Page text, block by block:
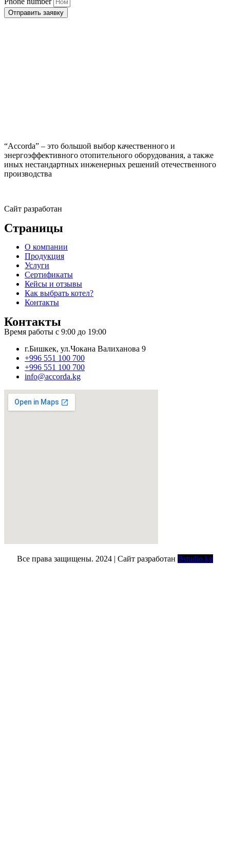
Отправить заявку
“Accorda” – это большой выбор качественного и
энергоэффективного отопительного оборудования, а также
иных нестандартных инженерных решений отечественного
производства
Сайт разработан
Страницы
О компании
Продукция
Услуги
Сертификаты
Кейсы и отзывы
Как выбрать котел?
Контакты
Контакты
Время работы с 9:00 до 19:00
г.Бишкек, ул.Чокана Валиханова 9
+996 551 100 700
+996 551 100 700
info@accorda.kg
Все права защищены. 2024 | Сайт разработан Bstudio.kg